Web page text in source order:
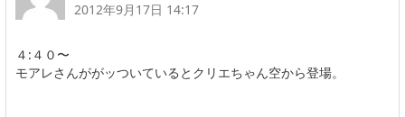
2012年9月17日 14:17
４:４０〜
モアレさんががッついているとクリエちゃん空から登場。